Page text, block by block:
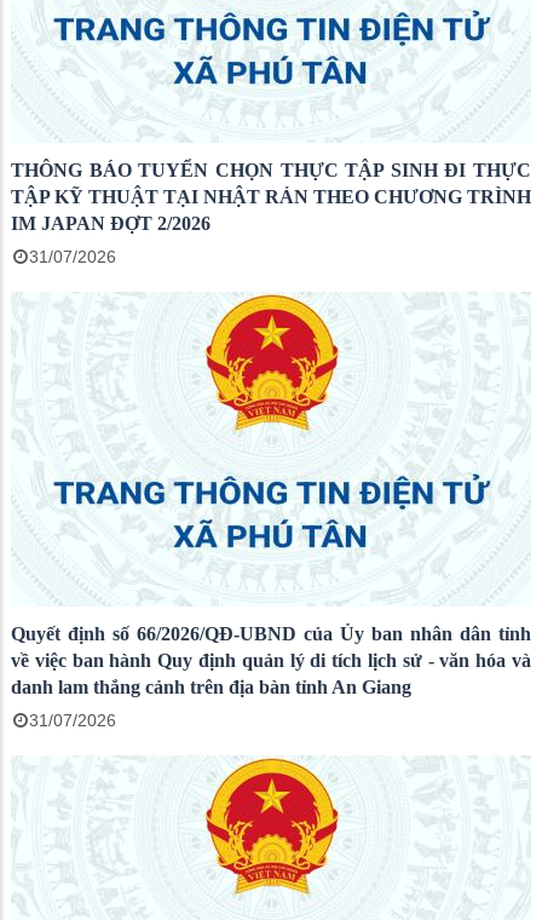
THÔNG BÁO TUYỂN CHỌN THỰC TẬP SINH ĐI THỰC
TẬP KỸ THUẬT TẠI NHẬT RẢN THEO CHƯƠNG TRÌNH
IM JAPAN ĐỢT 2/2026
31/07/2026
Quyết định số 66/2026/QĐ-UBND của Ủy ban nhân dân tỉnh
về việc ban hành Quy định quản lý di tích lịch sử - văn hóa và
danh lam thắng cảnh trên địa bàn tỉnh An Giang
31/07/2026